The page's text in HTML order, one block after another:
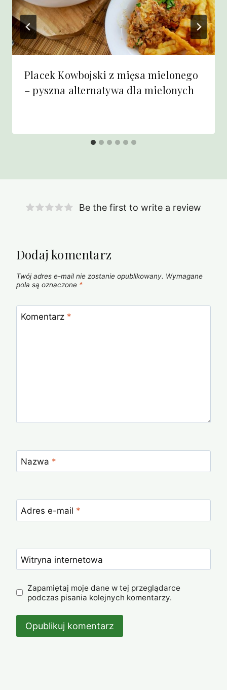
Placek Kowbojski z mięsa mielonego
– pyszna alternatywa dla mielonych
Be the first to write a review
Dodaj komentarz
Twój adres e-mail nie zostanie opublikowany. Wymagane
pola są oznaczone *
Komentarz *
Nazwa *
Adres e-mail *
Witryna internetowa
Zapamiętaj moje dane w tej przeglądarce
podczas pisania kolejnych komentarzy.